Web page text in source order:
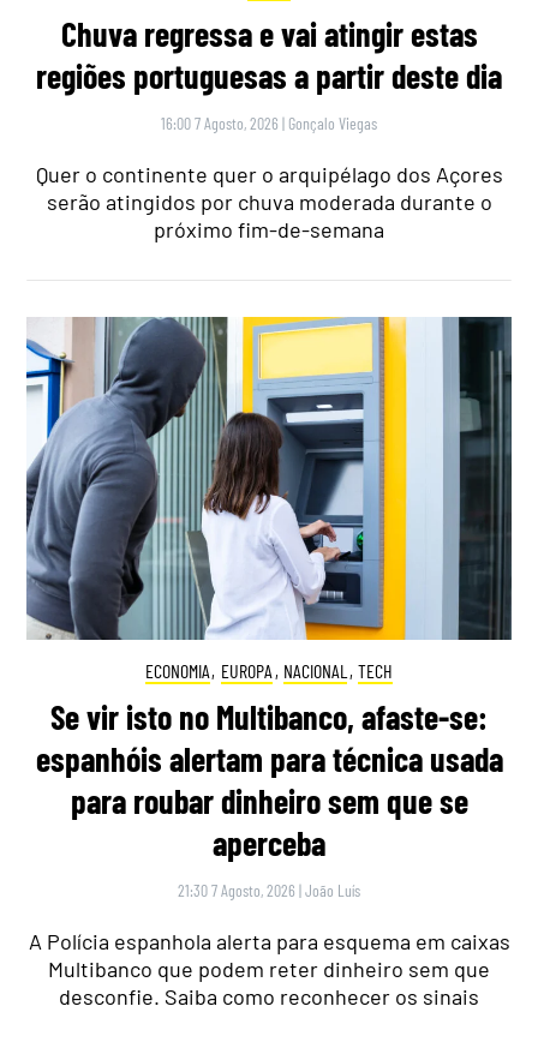
Chuva regressa e vai atingir estas
regiões portuguesas a partir deste dia
16:00 7 Agosto, 2026 | Gonçalo Viegas
Quer o continente quer o arquipélago dos Açores
serão atingidos por chuva moderada durante o
próximo fim-de-semana
ECONOMIA, EUROPA , NACIONAL , TECH
Se vir isto no Multibanco, afaste-se:
espanhóis alertam para técnica usada
para roubar dinheiro sem que se
aperceba
21:30 7 Agosto, 2026 |João Luís
A Polícia espanhola alerta para esquema em caixas
Multibanco que podem reter dinheiro sem que
desconfie. Saiba como reconhecer os sinais